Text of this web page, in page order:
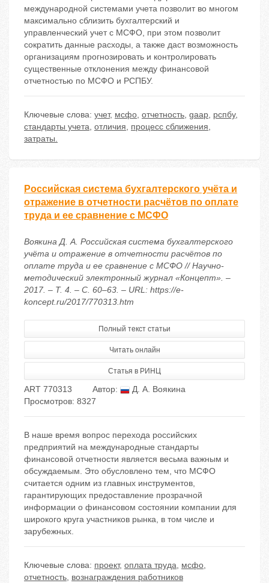
международной системами учета позволит во многом
максимально сблизить бухгалтерский и
управленческий учет с МСФО, при этом позволит
сократить данные расходы, а также даст возможность
организациям прогнозировать и контролировать
существенные отклонения между финансовой
отчетностью по МСФО и РСПБУ.
Ключевые слова: учет, мсфо, отчетность, gaap, рспбу,
стандарты учета, отличия, процесс сближения,
затраты.
Российская система бухгалтерского учёта и
отражение в отчетности расчётов по оплате
труда и ее сравнение с МСФО
Воякина Д. А. Российская система бухгалтерского
учёта и отражение в отчетности расчётов по
оплате труда и ее сравнение с МСФО // Научно-
методический электронный журнал «Концепт». –
2017. – Т. 4. – С. 60–63. – URL: https://e-
koncept.ru/2017/770313.htm
Полный текст статьи
Читать онлайн
Статья в РИНЦ
ART 770313 Автор:
Д. А. Воякина
Просмотров: 8327
В наше время вопрос перехода российских
предприятий на международные стандарты
финансовой отчетности является весьма важным и
обсуждаемым. Это обусловлено тем, что МСФО
считается одним из главных инструментов,
гарантирующих предоставление прозрачной
информации о финансовом состоянии компании для
широкого круга участников рынка, в том числе и
зарубежных.
Ключевые слова: проект, оплата труда, мсфо,
отчетность, вознаграждения работников